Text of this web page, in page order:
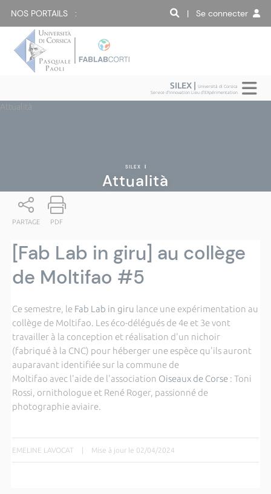
NOS PORTAILS : | Se connecter
SILEX |Università di Corsica
Service d'Innovation Lieu d'EXpérimentation
Attualità
SILEX |
Attualità
PARTAGE PDF
[Fab Lab in giru] au collège
de Moltifao #5
Ce semestre, le Fab Lab in giru lance une expérimentation au
collège de Moltifao. Les éco-délégués de 4e et 3e vont
travailler à la conception et réalisation d'un nichoir
(fabriqué à la CNC) pour héberger une espèce qu'ils auront
auparavant identifiée sur la commune de
Moltifao avec l'aide de l'association Oiseaux de Corse: Toni
Rossi, ornithologue et René Roger, passionné de
photographie aviaire.
EMELINE LAVOCAT | Mise à jour le 02/04/2024